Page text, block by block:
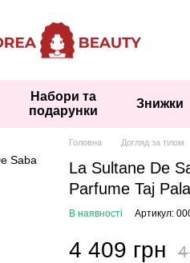
Набори та
подарунки
Знижки
Головна Догляд за тілом
La Sultane De
Parfume Taj
В наявності Артикул:
4 409 грн